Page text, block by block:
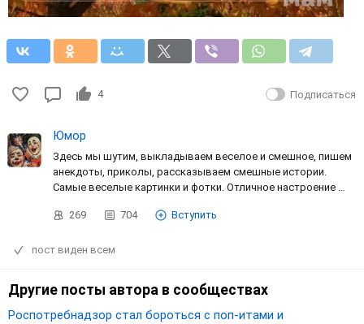
4 Подписаться
Юмор
Здесь мы шутим, выкладываем веселое и смешное, пишем
анекдоты, приколы, рассказываем смешные истории.
Самые веселые картинки и фотки. Отличное настроение …
269 704 Вступить
пост виден всем
Другие посты автора в сообществах
Роспотребнадзор стал бороться с поп-итами и